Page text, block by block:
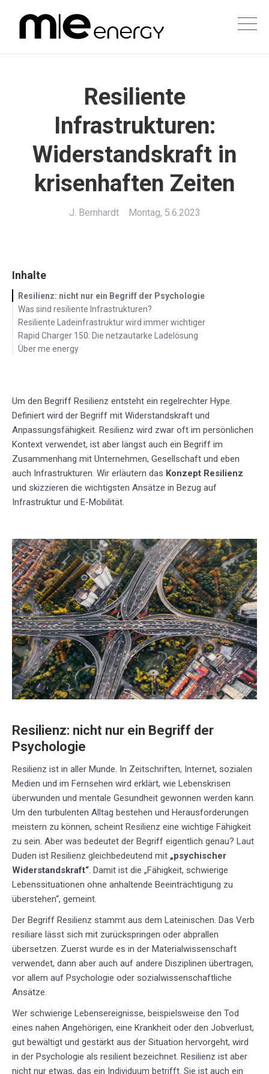
Resiliente
Infrastrukturen:
Widerstandskraft in
krisenhaften Zeiten
J. Bernhardt Montag, 5.6.2023
Inhalte
Resilienz: nicht nur ein Begriff der Psychologie
Was sind resiliente Infrastrukturen?
Resiliente Ladeinfrastruktur wird immer wichtiger
Rapid Charger 150: Die netzautarke Ladelösung
Über me energy
Um den Begriff Resilienz entsteht ein regelrechter Hype.
Definiert wird der Begriff mit Widerstandskraft und
Anpassungsfähigkeit. Resilienz wird zwar oft im persönlichen
Kontext verwendet, ist aber längst auch ein Begriff im
Zusammenhang mit Unternehmen, Gesellschaft und eben
auch Infrastrukturen. Wir erläutern das Konzept Resilienz
und skizzieren die wichtigsten Ansätze in Bezug auf
Infrastruktur und E-Mobilität.
Resilienz: nicht nur ein Begriff der
Psychologie
Resilienz ist in aller Munde. In Zeitschriften, Internet, sozialen
Medien und im Fernsehen wird erklärt, wie Lebenskrisen
überwunden und mentale Gesundheit gewonnen werden kann.
Um den turbulenten Alltag bestehen und Herausforderungen
meistern zu können, scheint Resilienz eine wichtige Fähigkeit
zu sein. Aber was bedeutet der Begriff eigentlich genau? Laut
Duden ist Resilienz gleichbedeutend mit „psychischer
Widerstandskraft“ . Damit ist die „Fähigkeit, schwierige
Lebenssituationen ohne anhaltende Beeinträchtigung zu
überstehen“, gemeint.
Der Begriff Resilienz stammt aus dem Lateinischen. Das Verb
resiliare lässt sich mit zurückspringen oder abprallen
übersetzen. Zuerst wurde es in der Materialwissenschaft
verwendet, dann aber auch auf andere Disziplinen übertragen,
vor allem auf Psychologie oder sozialwissenschaftliche
Ansätze.
Wer schwierige Lebensereignisse, beispielsweise den Tod
eines nahen Angehörigen, eine Krankheit oder den Jobverlust,
gut bewältigt und gestärkt aus der Situation hervorgeht, wird
in der Psychologie als resilient bezeichnet. Resilienz ist aber
nicht nur etwas, das ein Individuum betrifft. Sie ist auch ein